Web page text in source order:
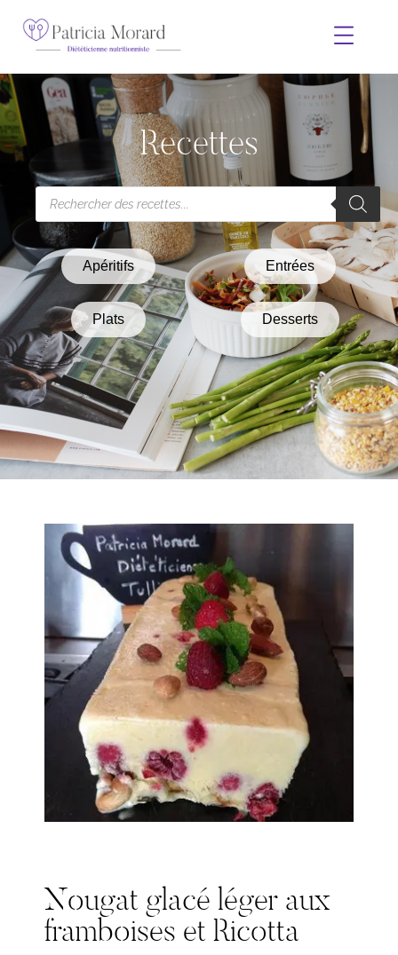
Recettes
Apéritifs Entrées
Plats Desserts
Nougat glacé léger aux
framboises et Ricotta